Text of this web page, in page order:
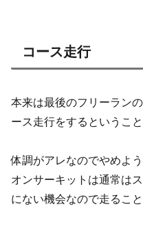
コース走行
本来は最後のフリーラン
ース走行をするということ
体調がアレなのでやめよ
オンサーキットは通常は
にない機会なので走ること